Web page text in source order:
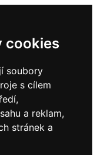
cookies
soubory
s cílem
a reklam,
stránek a